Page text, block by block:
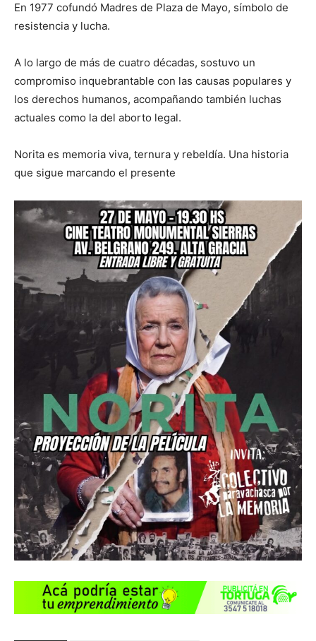
En 1977 cofundó Madres de Plaza de Mayo, símbolo de
resistencia y lucha.
A lo largo de más de cuatro décadas, sostuvo un
compromiso inquebrantable con las causas populares y
los derechos humanos, acompañando también luchas
actuales como la del aborto legal.
Norita es memoria viva, ternura y rebeldía. Una historia
que sigue marcando el presente